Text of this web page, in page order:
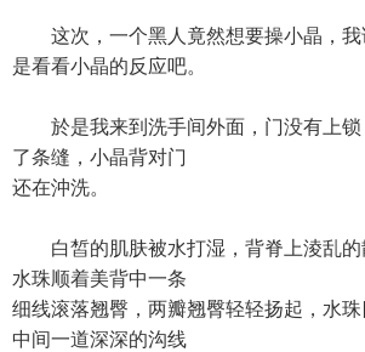
这次，一个黑人竟然想要操小晶，我
是看看小晶的反应吧。
於是我来到洗手间外面，门没有上锁
了条缝，小晶背对门
还在沖洗。
白皙的肌肤被水打湿，背脊上淩乱的
水珠顺着美背中一条
细线滚落翘臀，两瓣翘臀轻轻扬起，水珠
中间一道深深的沟线